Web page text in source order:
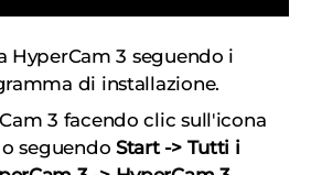
HyperCam 3 seguendo i
di installazione.
3 facendo clic sull'icona
seguendo Start -> Tutti i